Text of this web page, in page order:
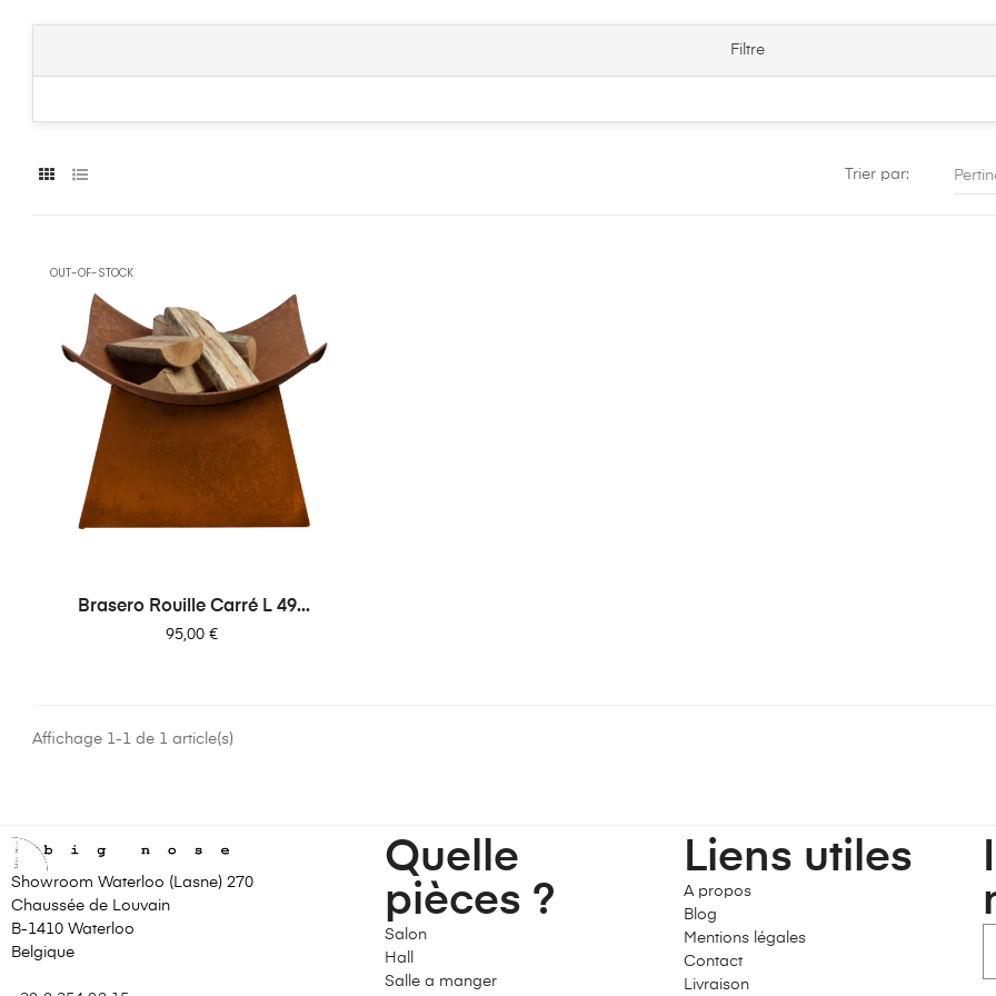
Filtre
Trier par:
OUT-OF-STOCK
Brasero Rouille Carré L 49...
Prix
95,00 €
Affichage 1-1 de 1 article(s)
Showroom Waterloo (Lasne) 270
Chaussée de Louvain
B-1410 Waterloo
Belgique
Quelle
pièces ?
Salon
Hall
Salle a manger
Liens utiles
A propos
Blog
Mentions légales
Contact
Livraison